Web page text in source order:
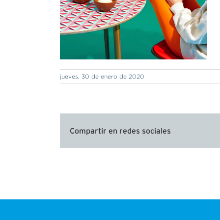
jueves, 30 de enero de 2020
Compartir en redes sociales